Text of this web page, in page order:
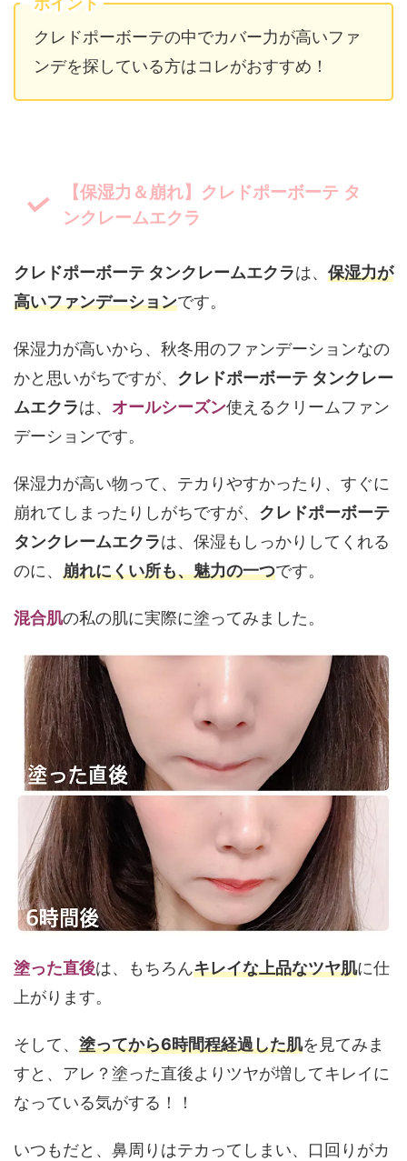
クレドポーボーテの中でカバー力が高いファ
ンデを探している方はコレがおすすめ！
【保湿力＆崩れ】クレドポーボーテ タ
ンクレームエクラ
クレドポーボーテ タンクレームエクラは、 保湿力が
高いファンデーションです。
保湿力が高いから、秋冬用のファンデーションなの
かと思いがちですが、 クレドポーボーテ タンクレー
ムエクラは、 オールシーズン使えるクリームファン
デーションです。
保湿力が高い物って、テカりやすかったり、すぐに
崩れてしまったりしがちですが、 クレドポーボーテ
タンクレームエクラは、保湿もしっかりしてくれる
のに、 崩れにくい所も、魅力の一つです。
混合肌の私の肌に実際に塗ってみました。
塗った直後は、もちろんキレイな上品なツヤ肌に仕
上がります。
そして、 塗ってから6時間程経過した肌を見てみま
すと、アレ？塗った直後よりツヤが増してキレイに
なっている気がする！！
いつもだと、鼻周りはテカってしまい、口回りがカ